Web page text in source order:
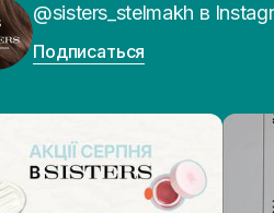
@sisters_stelmakh в
Подписаться